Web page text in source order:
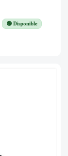
🟢 Disponible